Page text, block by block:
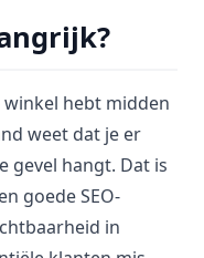
hebt midden
weet dat je er
gevel hangt. Dat is
goede SEO-
in